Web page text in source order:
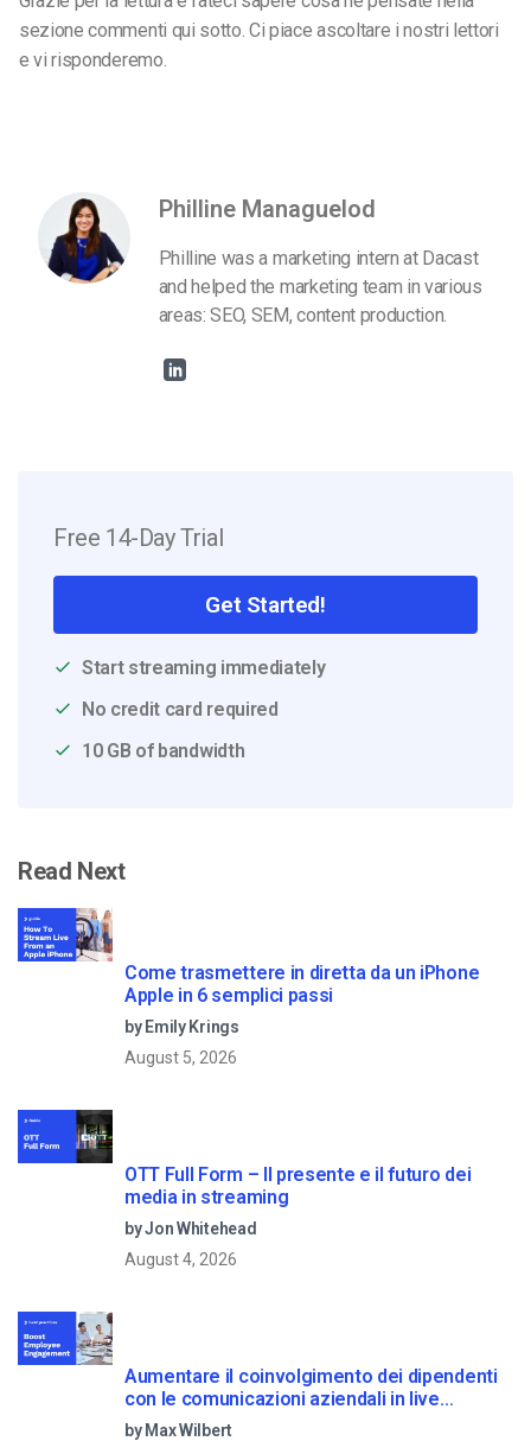
sezione commenti qui sotto. Ci piace ascoltare i nostri lettori
e vi risponderemo.
Philline Managuelod
Philline was a marketing intern at Dacast
and helped the marketing team in various
areas: SEO, SEM, content production.
Free 14-Day Trial
Get Started!
Start streaming immediately
No credit card required
10 GB of bandwidth
Read Next
Come trasmettere in diretta da un iPhone
Apple in 6 semplici passi
by Emily Krings
August 5, 2026
OTT Full Form – Il presente e il futuro dei
media in streaming
by Jon Whitehead
August 4, 2026
Aumentare il coinvolgimento dei dipendenti
con le comunicazioni aziendali in live
streaming
by Max Wilbert